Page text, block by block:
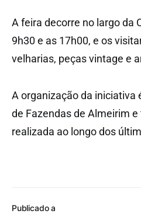
Publicado a
A feira decorre no largo da
9h30 e as 17h00, e os
velharias, peças vintage e
A organização da iniciativa
de Fazendas de Almeirim
realizada ao longo dos